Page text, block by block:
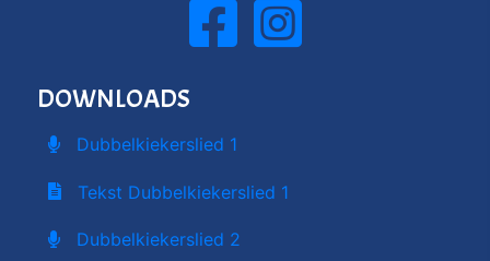
DOWNLOADS
Dubbelkiekerslied 1
Tekst Dubbelkiekerslied 1
Dubbelkiekerslied 2